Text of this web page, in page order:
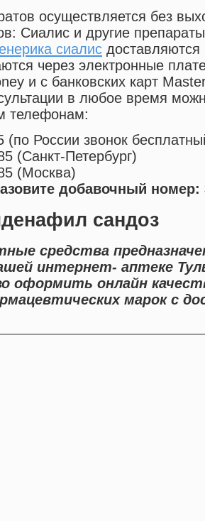
осуществляется без
Сиалис и другие
сиалис доставляются
через электронные
и с банковских карт
в любое время
телефонам:
(по России звонок
(Санкт-Петербург)
(Москва)
добавочный номер:
сандоз
средства
интернет- аптеке
оформить онлайн
марок с